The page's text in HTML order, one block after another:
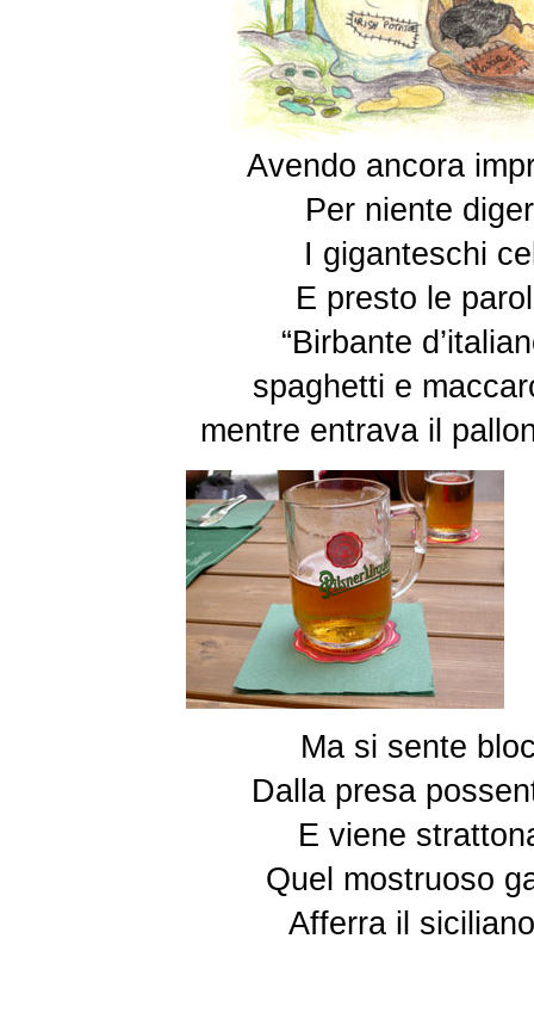
Avendo ancora
Per niente
I giganteschi
E presto le
“Birbante
spaghetti e
mentre entrava il
Ma si sente
Dalla presa
E viene
Quel mostruoso
Afferra il